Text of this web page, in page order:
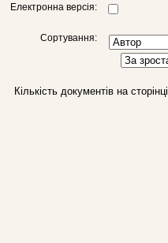
Електронна версія:
Сортування:
Кількість документів на сторінці